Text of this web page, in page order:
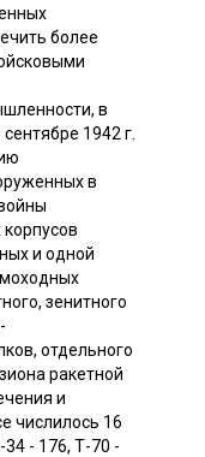
более
в
1942 г.
в
и одной
зенитного
отдельного
ракетной
и
числилось 16
- 176, Т-70 -